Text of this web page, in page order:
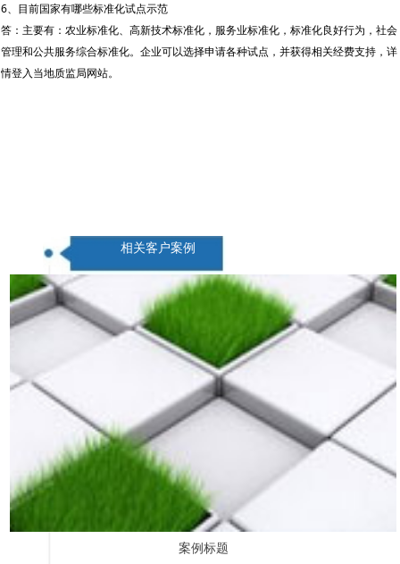
6、目前国家有哪些标准化试点示范
答：主要有：农业标准化、高新技术标准化，服务业标准化，标准化良好行为，社会
管理和公共服务综合标准化。企业可以选择申请各种试点，并获得相关经费支持，详
情登入当地质监局网站。
案例标题
相关客户案例